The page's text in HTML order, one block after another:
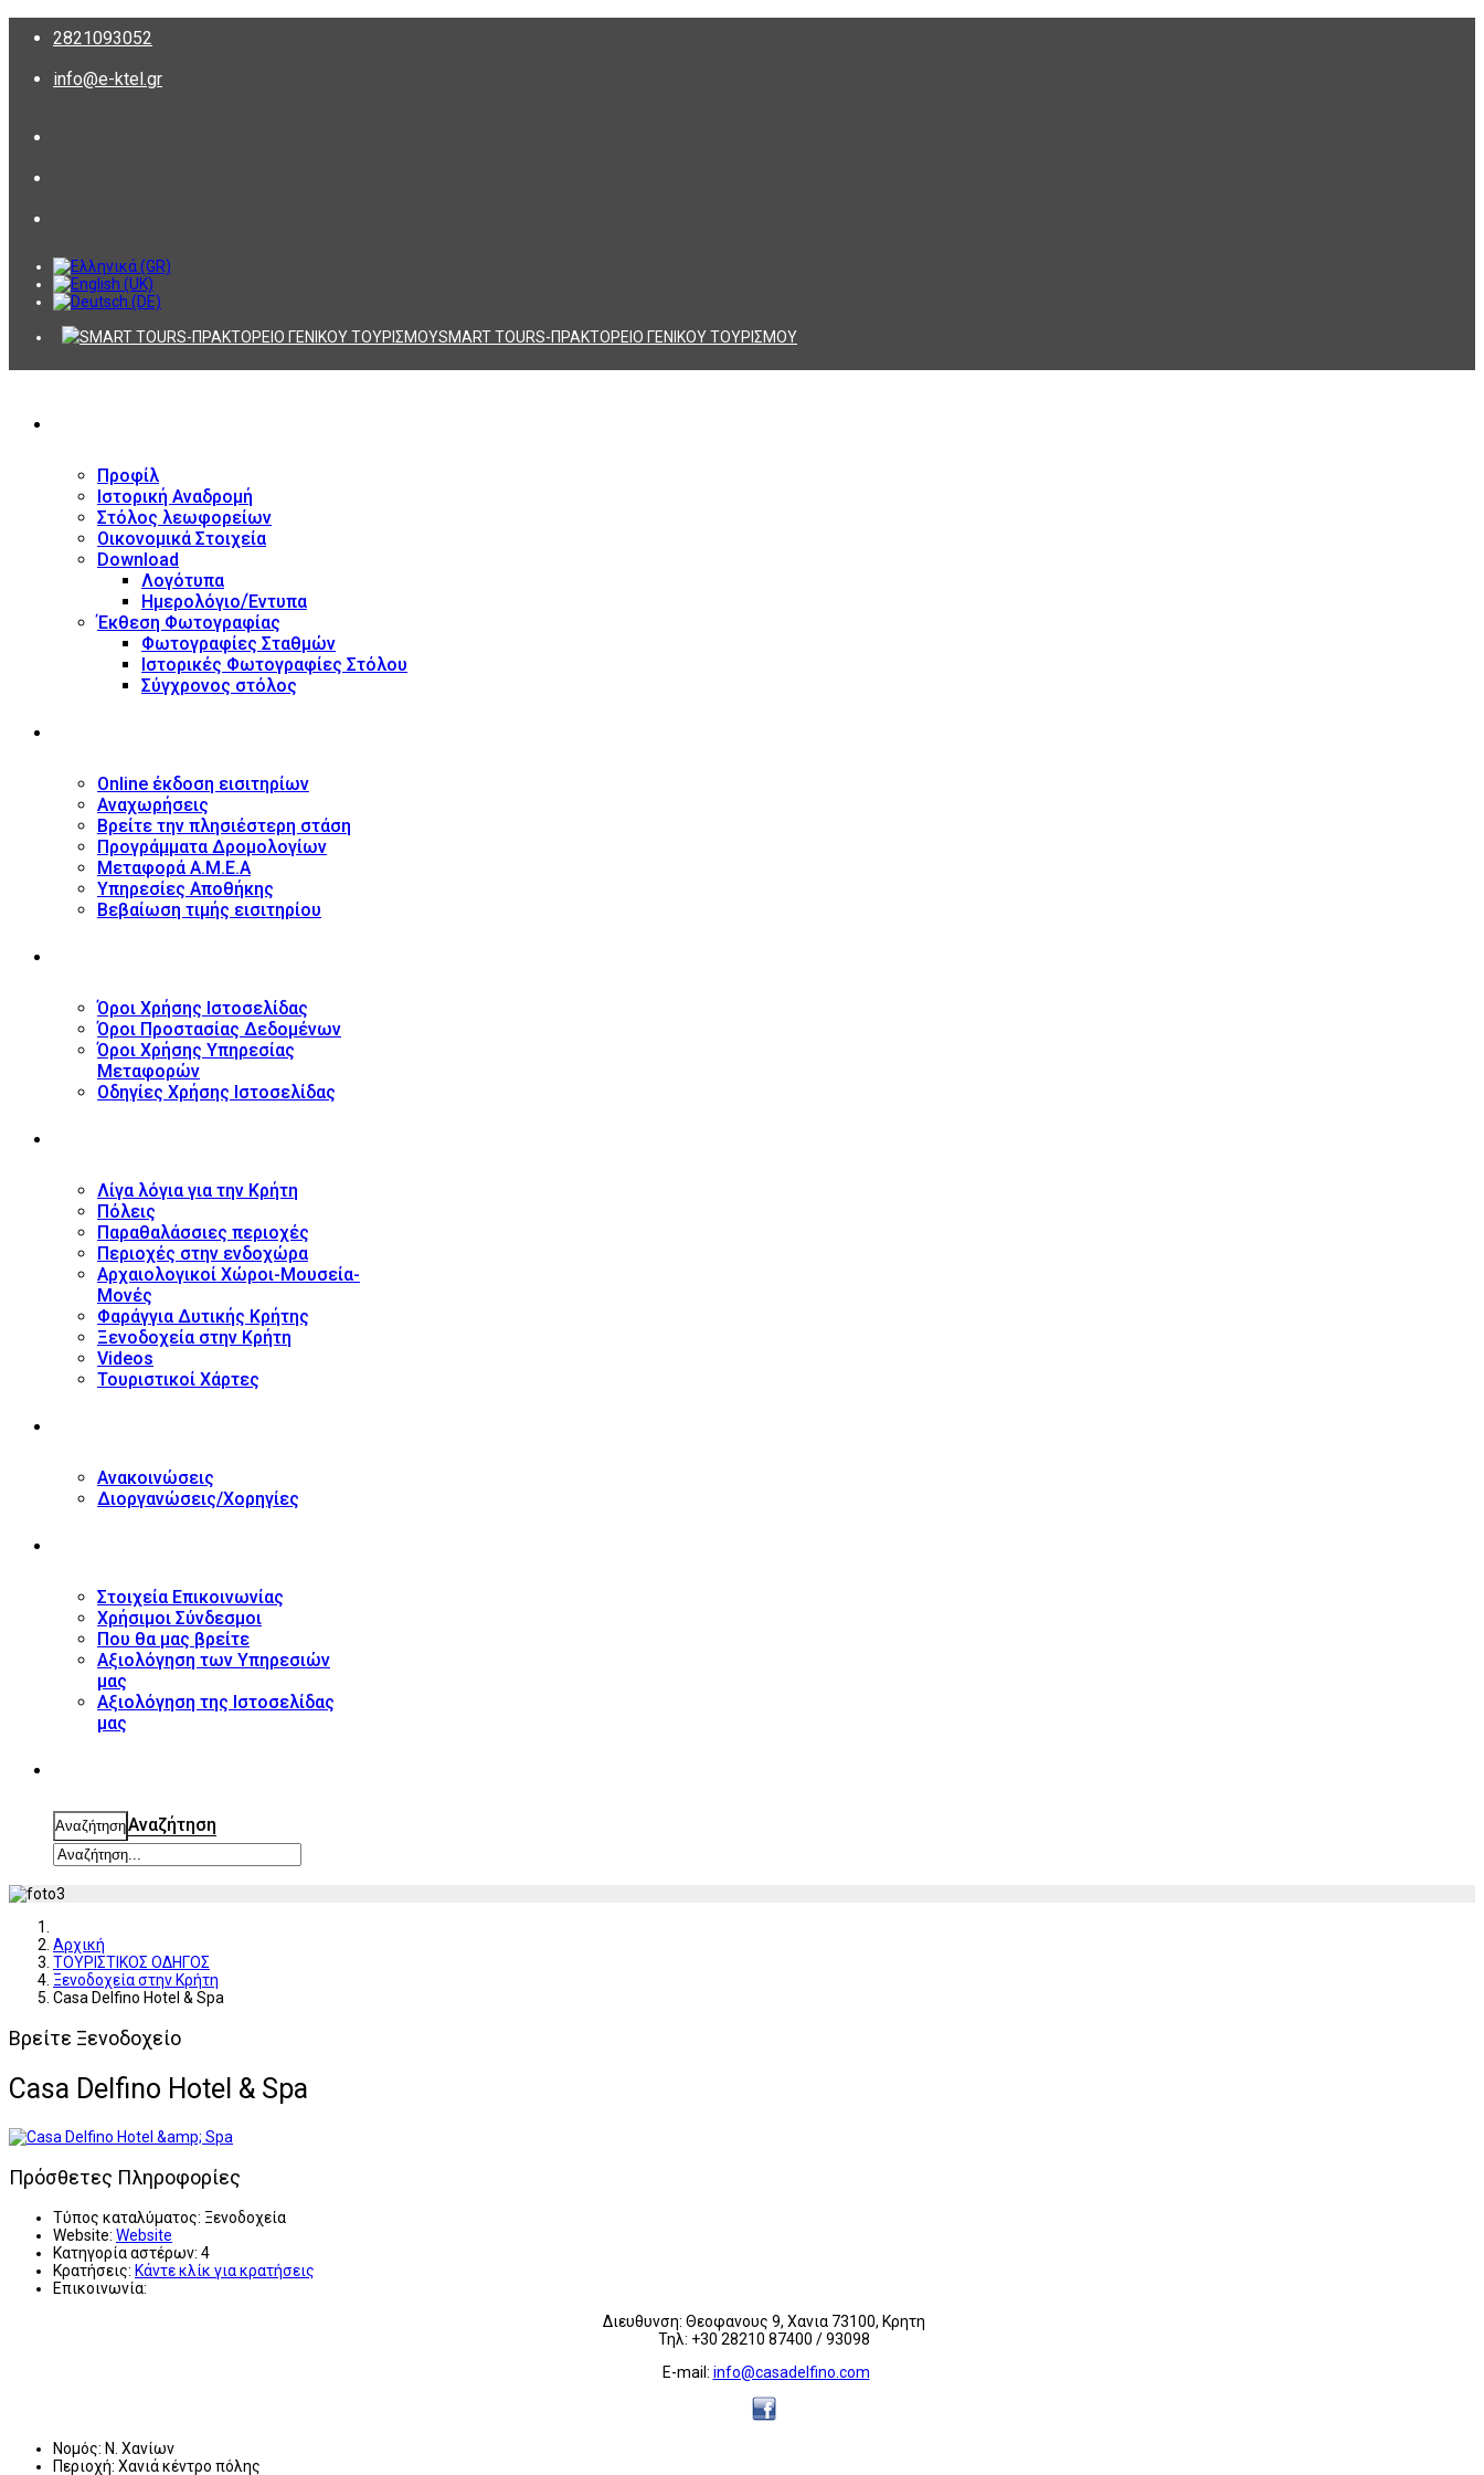
2821093052
info@e-ktel.gr
SMART TOURS-ΠΡΑΚΤΟΡΕΙΟ ΓΕΝΙΚΟΥ ΤΟΥΡΙΣΜΟΥ
Προφίλ
Ιστορική Αναδρομή
Στόλος λεωφορείων
Οικονομικά Στοιχεία
Download
Λογότυπα
Ημερολόγιο/Έντυπα
Έκθεση Φωτογραφίας
Φωτογραφίες Σταθμών
Ιστορικές Φωτογραφίες Στόλου
Σύγχρονος στόλος
Online έκδοση εισιτηρίων
Αναχωρήσεις
Βρείτε την πλησιέστερη στάση
Προγράμματα Δρομολογίων
Μεταφορά Α.Μ.Ε.Α
Υπηρεσίες Αποθήκης
Βεβαίωση τιμής εισιτηρίου
Όροι Χρήσης Ιστοσελίδας
Όροι Προστασίας Δεδομένων
Όροι Χρήσης Υπηρεσίας
Μεταφορών
Οδηγίες Χρήσης Ιστοσελίδας
Λίγα λόγια για την Κρήτη
Πόλεις
Παραθαλάσσιες περιοχές
Περιοχές στην ενδοχώρα
Αρχαιολογικοί Χώροι-Μουσεία-
Μονές
Φαράγγια Δυτικής Κρήτης
Ξενοδοχεία στην Κρήτη
Videos
Τουριστικοί Χάρτες
Ανακοινώσεις
Διοργανώσεις/Χορηγίες
Στοιχεία Επικοινωνίας
Χρήσιμοι Σύνδεσμοι
Που θα μας βρείτε
Αξιολόγηση των Υπηρεσιών
μας
Αξιολόγηση της Ιστοσελίδας
μας
ΑναζήτησηΑναζήτηση
Αρχική
ΤΟΥΡΙΣΤΙΚΟΣ ΟΔΗΓΟΣ
Ξενοδοχεία στην Κρήτη
Casa Delfino Hotel & Spa
Βρείτε Ξενοδοχείο
Casa Delfino Hotel & Spa
Πρόσθετες Πληροφορίες
Τύπος καταλύματος: Ξενοδοχεία
Website: Website
Κατηγορία αστέρων: 4
Κρατήσεις: Κάντε κλίκ για κρατήσεις
Επικοινωνία:
Διευθυνση: Θεοφανους 9, Χανια 73100, Κρητη
Τηλ: +30 28210 87400 / 93098
E-mail: info@casadelfino.com
Νομός: Ν. Χανίων
Περιοχή: Χανιά κέντρο πόλης